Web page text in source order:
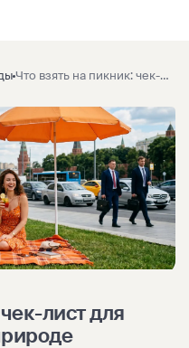
Что взять на пикник: чек-лист для удачного отдыха на природе
лист для